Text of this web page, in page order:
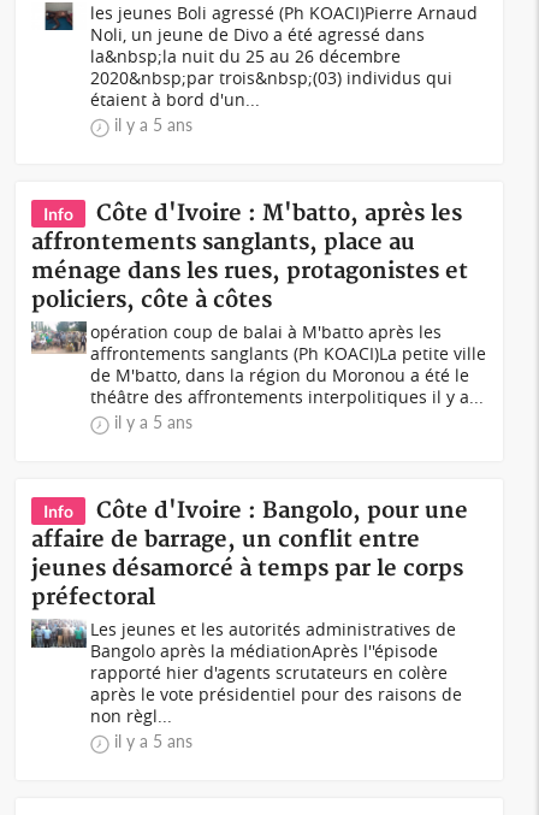
les jeunes Boli agressé (Ph KOACI)Pierre Arnaud
Noli, un jeune de Divo a été agressé dans
la&nbsp;la nuit du 25 au 26 décembre
2020&nbsp;par trois&nbsp;(03) individus qui
étaient à bord d'un...
il y a 5 ans
Info
Côte d'Ivoire : M'batto, après les
affrontements sanglants, place au
ménage dans les rues, protagonistes et
policiers, côte à côtes
opération coup de balai à M'batto après les
affrontements sanglants (Ph KOACI)La petite ville
de M'batto, dans la région du Moronou a été le
théâtre des affrontements interpolitiques il y a...
il y a 5 ans
Info
Côte d'Ivoire : Bangolo, pour une
affaire de barrage, un conflit entre
jeunes désamorcé à temps par le corps
préfectoral
Les jeunes et les autorités administratives de
Bangolo après la médiationAprès l''épisode
rapporté hier d'agents scrutateurs en colère
après le vote présidentiel pour des raisons de
non règl...
il y a 5 ans